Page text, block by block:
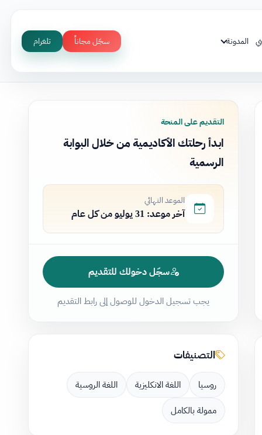
المدونة سجّل مجاناً تلغرام
التقديم على المنحة
ابدأ رحلتك الأكاديمية من خلال البوابة
الرسمية
الموعد النهائي
آخر موعد: 31 يوليو من كل عام
سجّل دخولك للتقديم
يجب تسجيل الدخول للوصول إلى رابط التقديم
التصنيفات
روسيا اللغة الانكليزية
اللغة الروسية
ممولة بالكامل